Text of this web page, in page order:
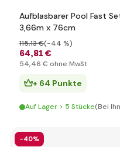
Aufblasbarer Pool Fast
3,66m x 76cm
64,81 €
115,13 €(-44 %)
54,46 € ohne MwSt
+ 64 Punkte
Auf Lager > 5 Stücke(Bei
-40%